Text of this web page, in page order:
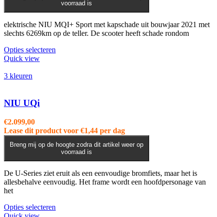
voorraad is
elektrische NIU MQI+ Sport met kapschade uit bouwjaar 2021 met
slechts 6269km op de teller. De scooter heeft schade rondom
Opties selecteren
Quick view
3 kleuren
NIU UQi
€2.099,00
Lease dit product voor €1,44 per dag
Breng mij op de hoogte zodra dit artikel weer op
voorraad is
De U-Series ziet eruit als een eenvoudige bromfiets, maar het is
allesbehalve eenvoudig. Het frame wordt een hoofdpersonage van
het
Opties selecteren